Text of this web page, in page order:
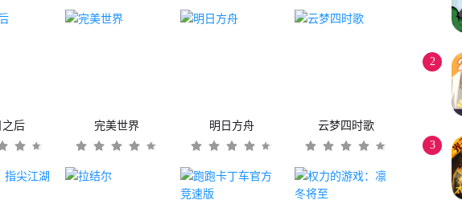
后 完美世界 明日方舟 云梦四时歌
2
3